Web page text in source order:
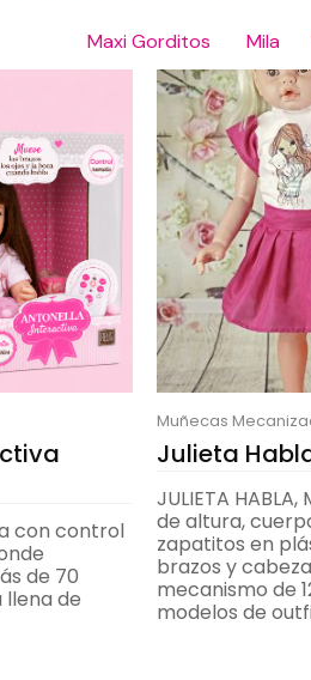
Maxi Gorditos Mila
con control
de 70
llena de
Muñecas
Julieta
JULIETA
de altura,
zapatitos en
brazos y
mecanismo de
modelos de